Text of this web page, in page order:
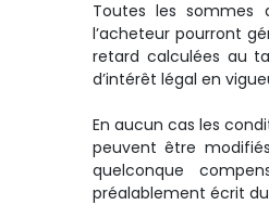
Toutes les sommes
l’acheteur pourront
retard calculées au
d’intérêt légal en
En aucun cas les
peuvent être
quelconque
préalablement écrit